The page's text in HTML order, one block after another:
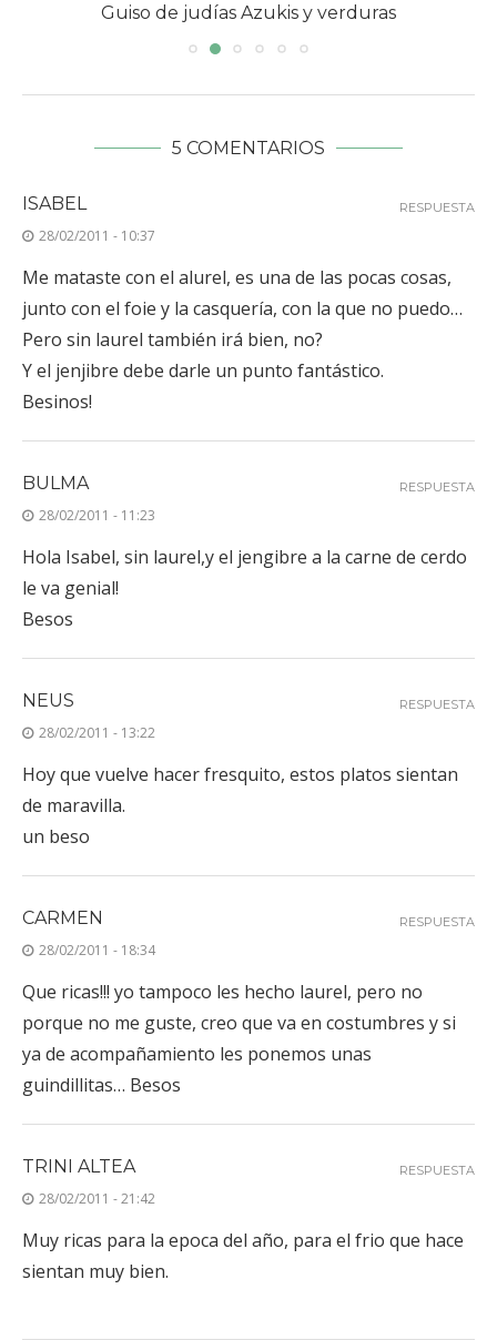
Guiso de judías Azukis y verduras
5 COMENTARIOS
ISABEL
28/02/2011 - 10:37
Me mataste con el alurel, es una de las pocas cosas,
junto con el foie y la casquería, con la que no puedo…
Pero sin laurel también irá bien, no?
Y el jenjibre debe darle un punto fantástico.
Besinos!
RESPUESTA
BULMA
28/02/2011 - 11:23
Hola Isabel, sin laurel,y el jengibre a la carne de cerdo
le va genial!
Besos
RESPUESTA
NEUS
28/02/2011 - 13:22
Hoy que vuelve hacer fresquito, estos platos sientan
de maravilla.
un beso
RESPUESTA
CARMEN
28/02/2011 - 18:34
Que ricas!!! yo tampoco les hecho laurel, pero no
porque no me guste, creo que va en costumbres y si
ya de acompañamiento les ponemos unas
guindillitas… Besos
RESPUESTA
TRINI ALTEA
28/02/2011 - 21:42
Muy ricas para la epoca del año, para el frio que hace
sientan muy bien.
RESPUESTA